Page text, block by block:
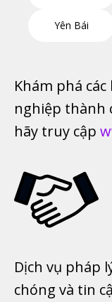
Yên Bái
Khám phá
nghiệp thành
hãy truy cập
Dịch vụ pháp
chóng và tin